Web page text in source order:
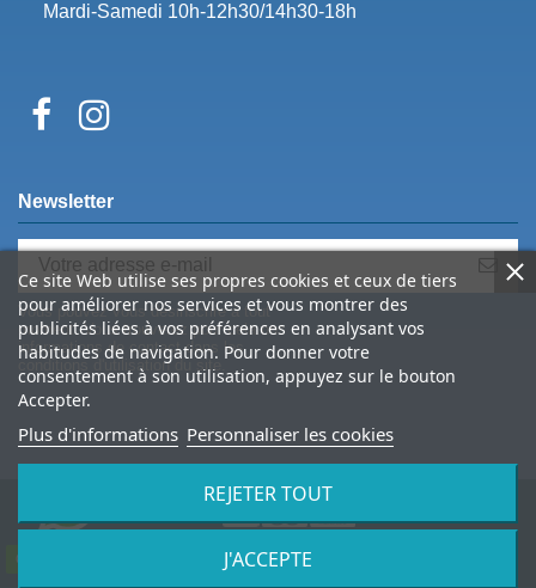
Mardi-Samedi 10h-12h30/14h30-18h
Ce site Web utilise ses propres cookies et ceux de tiers
pour améliorer nos services et vous montrer des
publicités liées à vos préférences en analysant vos
habitudes de navigation. Pour donner votre
consentement à son utilisation, appuyez sur le bouton
Accepter.
Plus d'informations Personnaliser les cookies
REJETER TOUT
J'ACCEPTE
Contactez-nous
Newsletter
Vous pouvez vous désinscrire à tout
moment. Vous trouverez pour cela nos
informations de contact dans les
conditions d'utilisation du site.
© 2026 Spine Archery – tous droits réservés